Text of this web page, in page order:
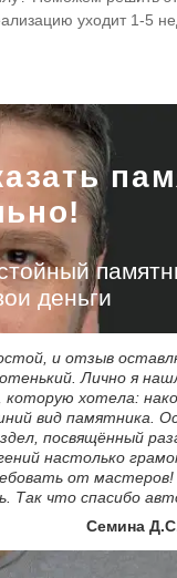
уходит 1-5
деньги
и отзыв
Лично я
хотела:
вид памятника.
посвящённый
настолько
от мастеров!
Так что спасибо
Семина